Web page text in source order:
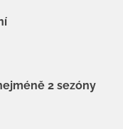
2 sezóny